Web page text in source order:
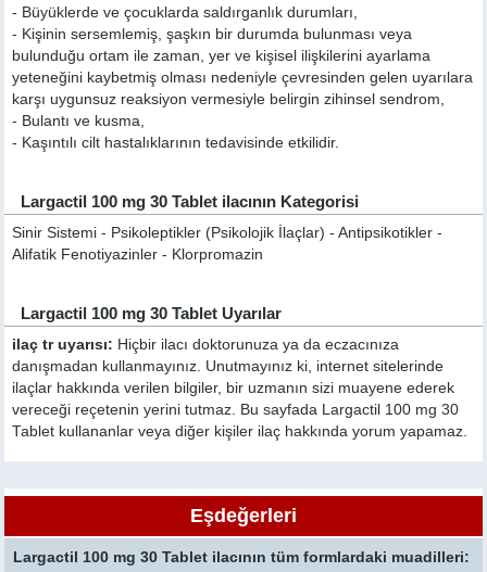
- Büyüklerde ve çocuklarda saldırganlık durumları,
- Kişinin sersemlemiş, şaşkın bir durumda bulunması veya
bulunduğu ortam ile zaman, yer ve kişisel ilişkilerini ayarlama
yeteneğini kaybetmiş olması nedeniyle çevresinden gelen uyarılara
karşı uygunsuz reaksiyon vermesiyle belirgin zihinsel sendrom,
- Bulantı ve kusma,
- Kaşıntılı cilt hastalıklarının tedavisinde etkilidir.
Largactil 100 mg 30 Tablet ilacının Kategorisi
Sinir Sistemi - Psikoleptikler (Psikolojik İlaçlar) - Antipsikotikler -
Alifatik Fenotiyazinler - Klorpromazin
Largactil 100 mg 30 Tablet Uyarılar
ilaç tr uyarısı: Hiçbir ilacı doktorunuza ya da eczacınıza
danışmadan kullanmayınız. Unutmayınız ki, internet sitelerinde
ilaçlar hakkında verilen bilgiler, bir uzmanın sizi muayene ederek
vereceği reçetenin yerini tutmaz. Bu sayfada Largactil 100 mg 30
Tablet kullananlar veya diğer kişiler ilaç hakkında yorum yapamaz.
Eşdeğerleri
Largactil 100 mg 30 Tablet ilacının tüm formlardaki muadilleri: